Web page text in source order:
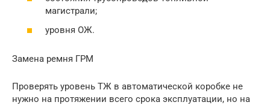
магистрали;
уровня ОЖ.
Замена ремня ГРМ
Проверять уровень ТЖ в автоматической коробке не
нужно на протяжении всего срока эксплуатации, но на